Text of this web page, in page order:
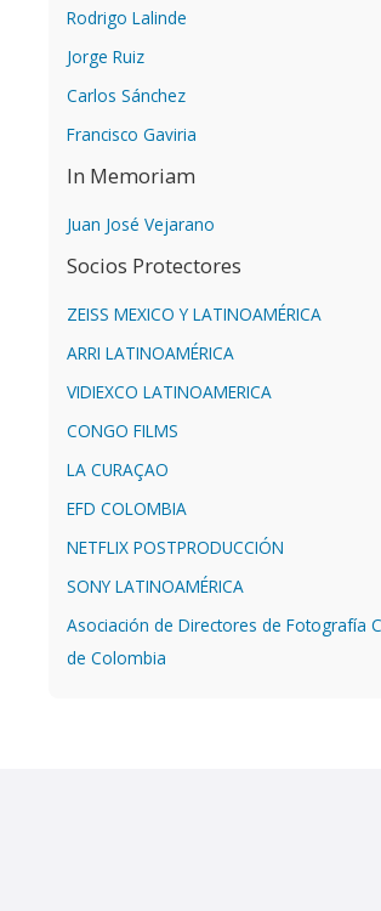
Rodrigo Lalinde
Jorge Ruiz
Carlos Sánchez
Francisco Gaviria
In Memoriam
Juan José Vejarano
Socios Protectores
ZEISS MEXICO Y LATINOAMÉRICA
ARRI LATINOAMÉRICA
VIDIEXCO LATINOAMERICA
CONGO FILMS
LA CURAÇAO
EFD COLOMBIA
NETFLIX POSTPRODUCCIÓN
SONY LATINOAMÉRICA
Asociación de Directores de Fotografía
de Colombia